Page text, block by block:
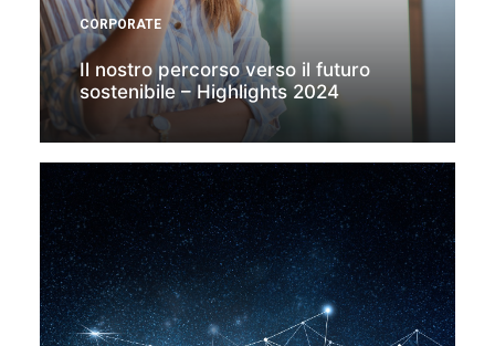
CORPORATE
Il nostro percorso verso il futuro
sostenibile – Highlights 2024